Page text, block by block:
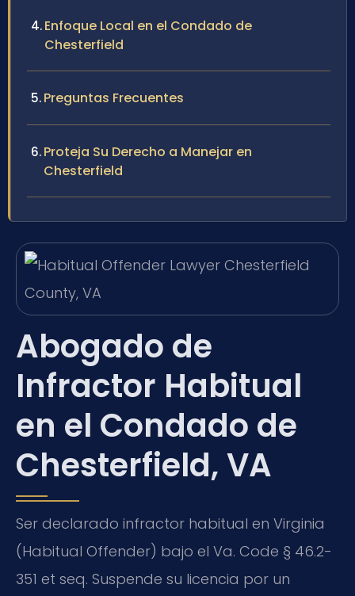
Enfoque Local en el Condado de
Chesterfield
Preguntas Frecuentes
Proteja Su Derecho a Manejar en
Chesterfield
Abogado de
Infractor Habitual
en el Condado de
Chesterfield, VA
Ser declarado infractor habitual en Virginia
(Habitual Offender) bajo el Va. Code § 46.2-
351 et seq. Suspende su licencia por un